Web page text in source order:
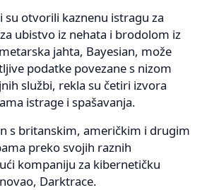
otvorili kaznenu istragu za
ubistvo iz nehata i brodolom iz
jahta, Bayesian, može
podatke povezane s nizom
službi, rekla su četiri izvora
istrage i spašavanja.
s britanskim, američkim i drugim
preko svojih raznih
kompaniju za kibernetičku
Darktrace.